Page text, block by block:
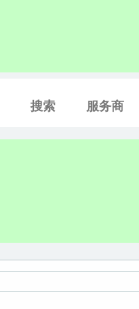
搜索 服务商